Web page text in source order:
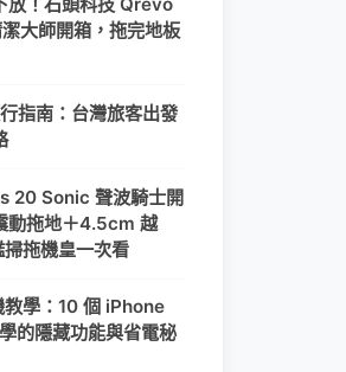
大師開箱，拖完地板
指南：台灣旅客出發
20 Sonic 聲波騎士開
動拖地＋4.5cm 越
拖機皇一次看
學：10 個 iPhone
的隱藏功能與省電秘